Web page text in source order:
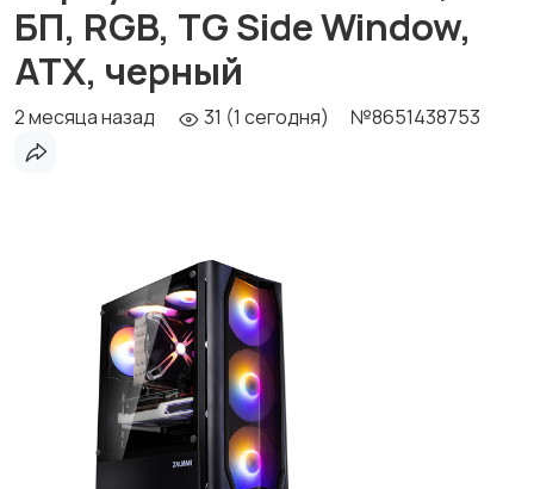
БП, RGB, TG Side Window,
ATX, черный
2 месяца назад 31 (1 сегодня) №8651438753